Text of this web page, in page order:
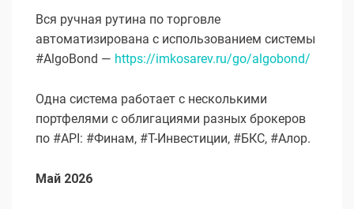
Вся ручная рутина по торговле
автоматизирована с использованием системы
#AlgoBond — https://imkosarev.ru/go/algobond/
Одна система работает с несколькими
портфелями с облигациями разных брокеров
по #API: #Финам, #Т-Инвестиции, #БКС, #Алор.
Май 2026